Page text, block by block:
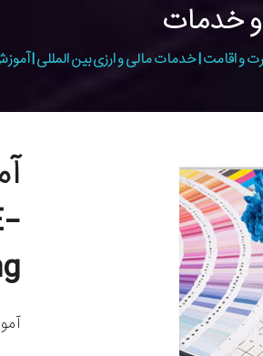
خدمات
و اقامت | خدمات مالی و ارزی بین المللی |